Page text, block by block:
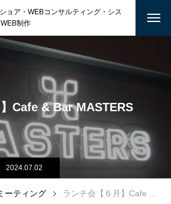
ョア・WEBコンサルティング・シス
制作
Cafe & Bar MASTERS
2024.07.02
ーティング ランチ会【６月】Cafe & Bar MASTERS